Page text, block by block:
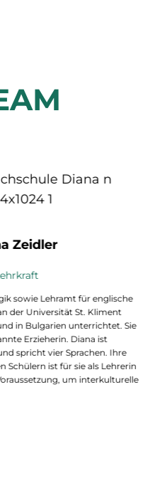
Zeidler
sowie Lehramt für englische
der Universität St. Kliment
in Bulgarien unterrichtet. Sie
Erzieherin. Diana ist
spricht vier Sprachen. Ihre
Schülern ist für sie als Lehrerin
um interkulturelle